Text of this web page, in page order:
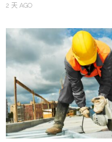
2 天 AGO